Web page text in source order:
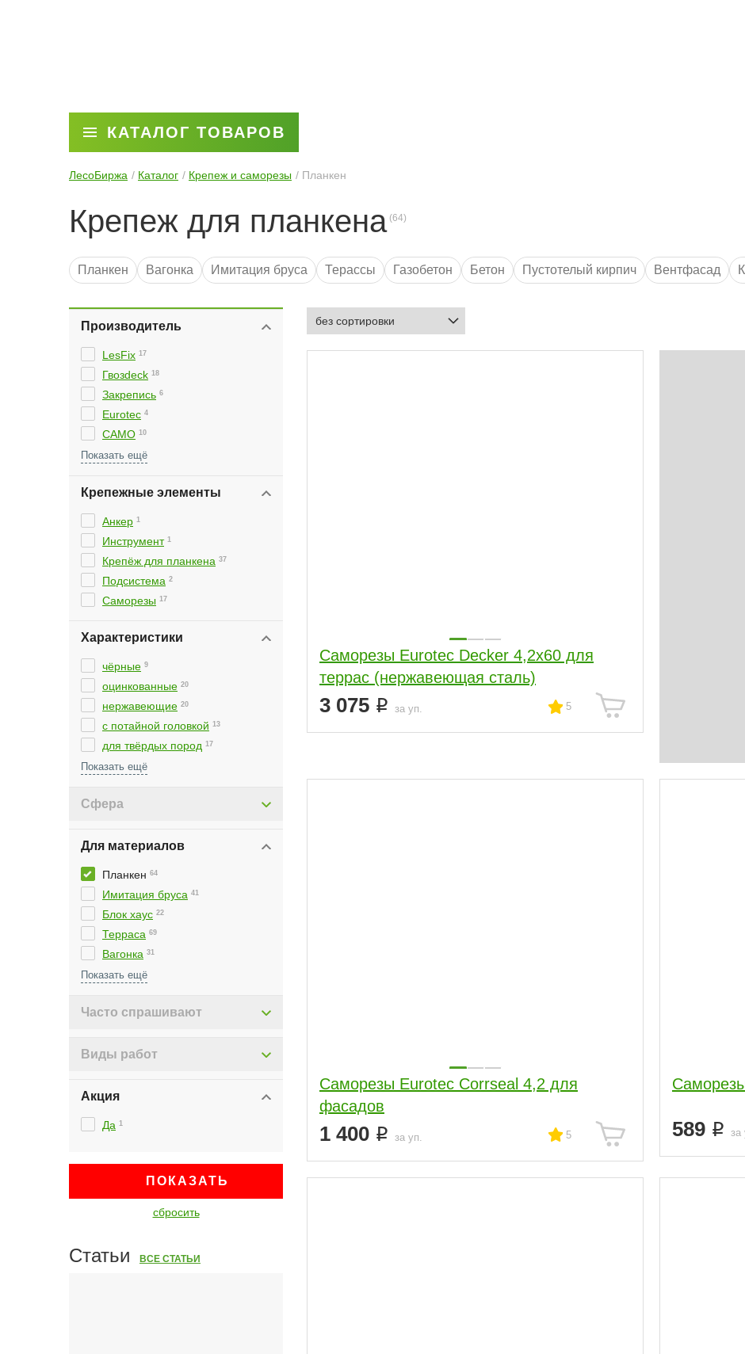
КАТАЛОГ ТОВАРОВ
ЛесоБиржа Каталог Крепеж и саморезы Планкен
Крепеж для планкена
Планкен Вагонка Имитация бруса Терассы Газобетон Бетон Пустотелый кирпич Вентфасад
Производитель
LesFix 17
Гвозdeck 18
ИП
Закрепись 6
Fischer 1
Eurotec 4
Essve
CAMO 10
Primet-M
Крепежные элементы
Анкер 1
Инструмент 1
Крепёж для планкена 37
Подсистема 2
Саморезы 17
Характеристики
чёрные 9
оцинкованные 20
желтый цинк
нержавеющие 20
с потайной головкой 13
для твёрдых пород 17
декоративные
Сфера
Для материалов
Планкен 64
Имитация бруса 41
Блок хаус 22
Терраса 69
Брус
Вагонка 31
Пустотелый кирпич
Утеплитель
Ячеистый бетон
Доска пола
Плинтус
Накладка
Наличник
Гипсокартон
Заборная доска
Фиброцементний сайдинг
Часто спрашивают
Виды работ
Акция
Да 1
ПОКАЗАТЬ
сбросить
Статьи ВСЕ СТАТЬИ
Саморезы Eurotec Decker 4,2х60 для
террас (нержавеющая сталь)
3 075 за уп. 5
Саморезы Eurotec Corrseal 4,2 для
фасадов
1 400 за уп. 5 589 за